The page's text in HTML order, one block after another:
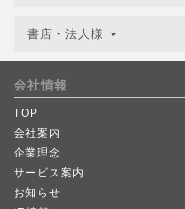
書店・法人様
会社情報
TOP
会社案内
企業理念
サービス案内
お知らせ